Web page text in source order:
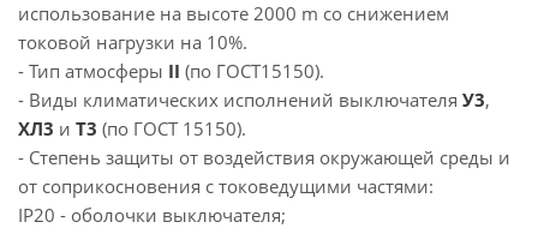
использование на высоте 2000 m со снижением
токовой нагрузки на 10%.
- Тип атмосферы II (по ГОСТ15150).
- Виды климатических исполнений выключателя У3,
ХЛ3 и Т3 (по ГОСТ 15150).
- Степень защиты от воздействия окружающей среды и
от соприкосновения с токоведущими частями:
IP20 - оболочки выключателя;